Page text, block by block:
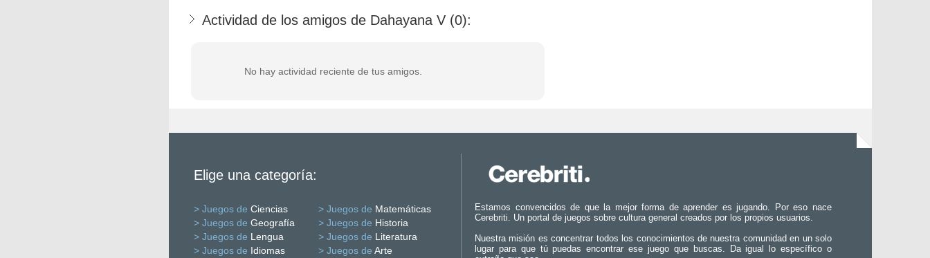
Actividad de los amigos de Dahayana V (0):
No hay actividad reciente de tus amigos.
Elige una categoría:
> Juegos de Ciencias > Juegos de Matemáticas
> Juegos de Geografía > Juegos de Historia
> Juegos de Lengua > Juegos de Literatura
> Juegos de Idiomas > Juegos de Arte
Estamos convencidos de que la mejor forma de aprender es jugando. Por eso nace
Cerebriti. Un portal de juegos sobre cultura general creados por los propios usuarios.
Nuestra misión es concentrar todos los conocimientos de nuestra comunidad en un solo
lugar para que tú puedas encontrar ese juego que buscas. Da igual lo específico o